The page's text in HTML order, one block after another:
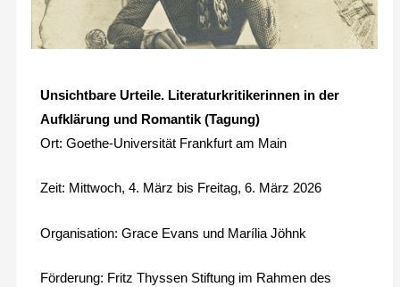
Unsichtbare Urteile. Literaturkritikerinnen in der
Aufklärung und Romantik (Tagung)
Ort: Goethe-Universität Frankfurt am Main
Zeit: Mittwoch, 4. März bis Freitag, 6. März 2026
Organisation: Grace Evans und Marília Jöhnk
Förderung: Fritz Thyssen Stiftung im Rahmen des